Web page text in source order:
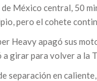
México central, 50
pero el cohete
Heavy apagó sus
a girar para volver a la
separación en